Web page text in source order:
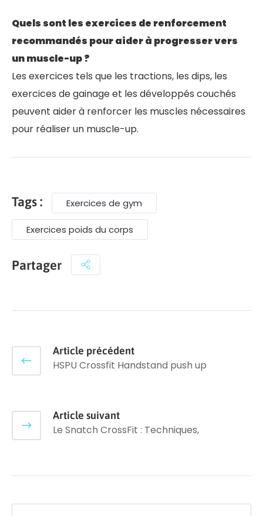
Quels sont les exercices de renforcement
recommandés pour aider à progresser vers
un muscle-up ?
Les exercices tels que les tractions, les dips, les
exercices de gainage et les développés couchés
peuvent aider à renforcer les muscles nécessaires
pour réaliser un muscle-up.
Tags : Exercices de gym
Exercices poids du corps
Partager
Article précédent
HSPU Crossfit Handstand push up
Article suivant
Le Snatch CrossFit : Techniques,